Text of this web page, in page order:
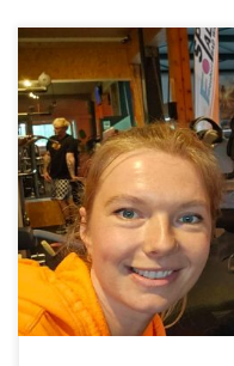
„Mein Name ist Björn (41)
viel am PC. Daher ist vor
Bewegung zu kurz
gut getan hat. Arbeiten tue
Hobbys sind Fotografie,